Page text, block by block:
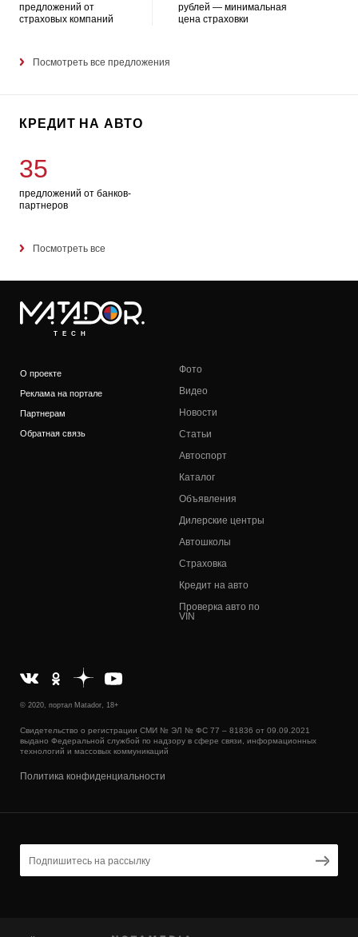
предложений от
страховых компаний
рублей — минимальная
цена страховки
Посмотреть все предложения
КРЕДИТ НА АВТО
35
предложений от банков-
партнеров
Посмотреть все
TECH
О проекте
Реклама на портале
Партнерам
Обратная связь
Фото
Видео
Новости
Статьи
Автоспорт
Каталог
Объявления
Дилерские центры
Автошколы
Страховка
Кредит на авто
Проверка авто по
VIN
© 2020, портал Matador, 18+
Свидетельство о регистрации СМИ № ЭЛ № ФС 77 – 81836 от 09.09.2021
выдано Федеральной службой по надзору в сфере связи, информационных
технологий и массовых коммуникаций
Политика конфиденциальности